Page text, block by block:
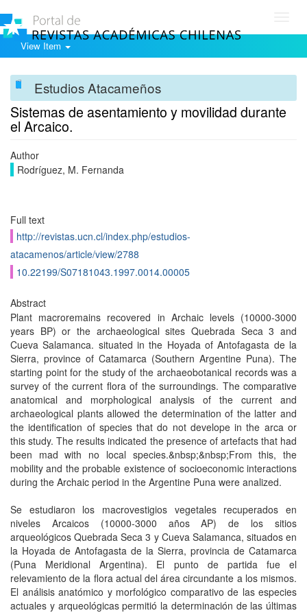
View Item
Estudios Atacameños
Sistemas de asentamiento y movilidad durante
el Arcaico.
Author
Rodríguez, M. Fernanda
Full text
http://revistas.ucn.cl/index.php/estudios-
atacamenos/article/view/2788
10.22199/S07181043.1997.0014.00005
Abstract
Plant macroremains recovered in Archaic levels (10000-3000
years BP) or the archaeological sites Quebrada Seca 3 and
Cueva Salamanca. situated in the Hoyada of Antofagasta de la
Sierra, province of Catamarca (Southern Argentine Puna). The
starting point for the study of the archaeobotanical records was a
survey of the current flora of the surroundings. The comparative
anatomical and morphological analysis of the current and
archaeological plants allowed the determination of the latter and
the identification of species that do not develope in the arca or
this study. The results indicated the presence of artefacts that had
been mad with no local species.&nbsp;&nbsp;From this, the
mobility and the probable existence of socioeconomic interactions
during the Archaic period in the Argentine Puna were analized.
Se estudiaron los macrovestigios vegetales recuperados en
niveles Arcaicos (10000-3000 años AP) de los sitios
arqueológicos Quebrada Seca 3 y Cueva Salamanca, situados en
la Hoyada de Antofagasta de la Sierra, provincia de Catamarca
(Puna Meridional Argentina). El punto de partida fue el
relevamiento de la flora actual del área circundante a los mismos.
El análisis anatómico y morfológico comparativo de las especies
actuales y arqueológicas permitió la determinación de las últimas